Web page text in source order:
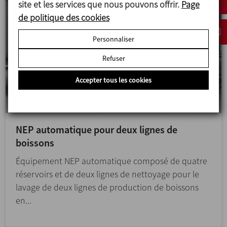
NEP automatique pour deux lignes de
boissons
Équipement NEP automatique composé de quatre
réservoirs et de deux lignes de nettoyage pour le
lavage de deux lignes de production de boissons
en...
site et les services que nous pouvons offrir. Page
de politique des cookies
Personnaliser
Refuser
Accepter tous les cookies